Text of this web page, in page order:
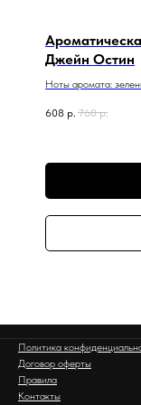
Джейн Остин
Ноты аромата:
608 р. 760 р.
Политика
Договор оферты
Правила
Контакты